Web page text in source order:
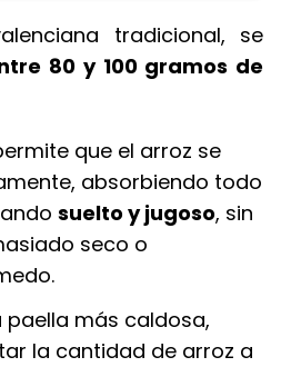
tradicional, se
80 y 100 gramos de
que el arroz se
absorbiendo todo
suelto y jugoso, sin
seco o
paella más caldosa,
la cantidad de arroz a